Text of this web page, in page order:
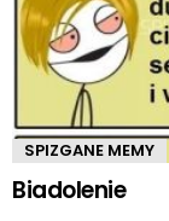
SPIZGANE MEMY
Biadolenie